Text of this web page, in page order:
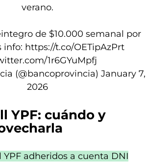
verano.
de $10.000 semanal por
info: https://t.co/OETipAzPrt
1r6GYuMpfj
(@bancoprovincia) January 7,
2026
YPF: cuándo y
YPF adheridos a cuenta DNI